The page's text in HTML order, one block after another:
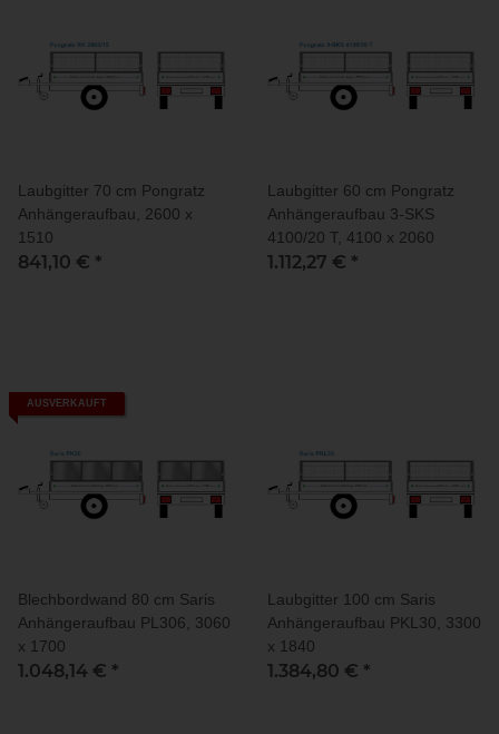
Laubgitter 70 cm Pongratz
Anhängeraufbau, 2600 x
1510
841,10 € *
Laubgitter 60 cm Pongratz
Anhängeraufbau 3-SKS
4100/20 T, 4100 x 2060
1.112,27 € *
AUSVERKAUFT
Blechbordwand 80 cm Saris
Anhängeraufbau PL306, 3060
x 1700
1.048,14 € *
Laubgitter 100 cm Saris
Anhängeraufbau PKL30, 3300
x 1840
1.384,80 € *